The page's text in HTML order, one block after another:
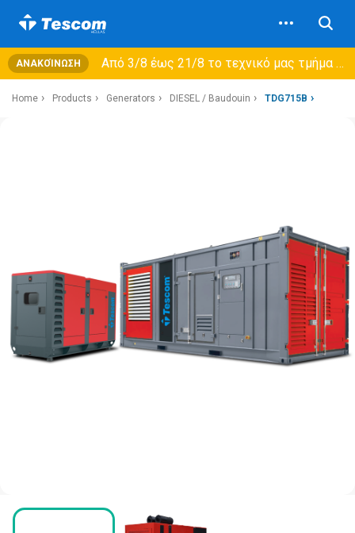
ΑΝΑΚΟΊΝΩΣΗ Από 3/8 έως 21/8 τo τεχνικό μας τμήμα θα εξυπηρετεί μόνο συμβόλαια συντήρησης και όχι νέες παραλαβές →
Home Products Generators DIESEL / Baudouin TDG715B